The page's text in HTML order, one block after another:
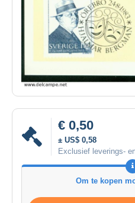
€ 0,50
± US$ 0,58
Exclusief leverings-
Om te kopen